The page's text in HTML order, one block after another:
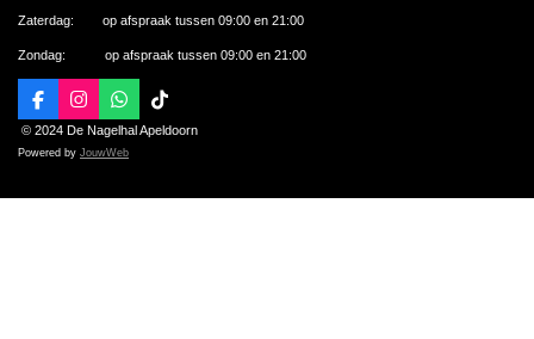
Zaterdag: op afspraak tussen 09:00 en 21:00
Zondag: op afspraak tussen 09:00 en 21:00
F
a
e
o
I
n
t
g
W
h
t
A
T
i
k
© 2024 De Nagelhal Apeldoorn
Powered by JouwWeb